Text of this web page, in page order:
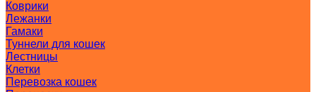
Коврики
Лежанки
Гамаки
Туннели для кошек
Лестницы
Клетки
Перевозка кошек